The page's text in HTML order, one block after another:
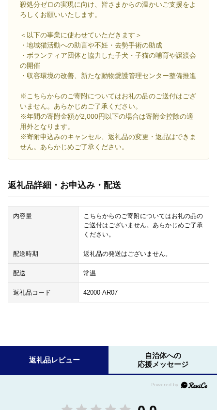
殺処分ゼロの実現に向け、皆さまからの温かいご支援をよ
ろしくお願いいたします。
＜以下の事業に使わせていただきます＞
・地域猫活動への助言や不妊・去勢手術の助成
・ボランティア団体と協力した子犬・子猫の哺育や譲渡会
の開催
・収容環境の改善、新たな動物愛護管理センター整備推進
※こちらからのご寄附についてはお礼の品のご送付はござ
いません。あらかじめご了承ください。
※年間の寄附金額が2,000円以下の場合は寄附金控除の適
用外となります。
※寄附申込みのキャンセル、返礼品の変更・返品はできま
せん。あらかじめご了承ください。
返礼品詳細・お申込み・配送
内容量
こちらからのご寄附についてはお礼の品の
ご送付はございません。あらかじめご了承
ください。
配送時期 返礼品の発送はございません。
配送 常温
返礼品コード 42000-AR07
返礼品レビュー
自治体への
応援メッセージ